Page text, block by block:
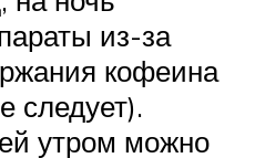
из-за
кофеина
следует).
утром можно